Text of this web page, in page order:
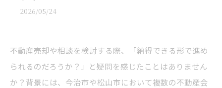
2026/05/24
不動産売却や相談を検討する際、「納得できる形で進め
られるのだろうか？」と疑問を感じたことはありません
か？背景には、今治市や松山市において複数の不動産会